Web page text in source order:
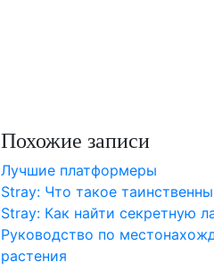
Похожие записи
Лучшие платформеры
Stray: Что такое
Stray: Как найти секретную
Руководство по
растения